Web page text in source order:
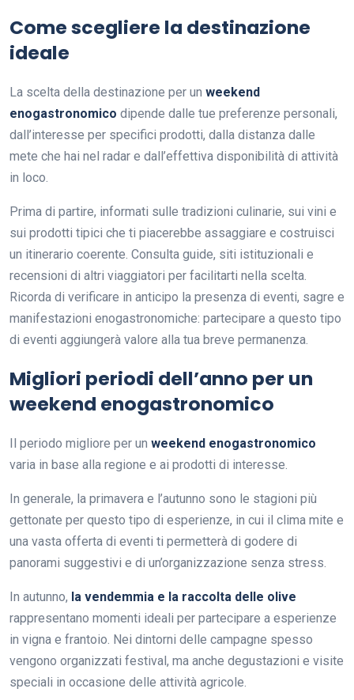
Come scegliere la destinazione
ideale
La scelta della destinazione per un weekend
enogastronomico dipende dalle tue preferenze personali,
dall’interesse per specifici prodotti, dalla distanza dalle
mete che hai nel radar e dall’effettiva disponibilità di attività
in loco.
Prima di partire, informati sulle tradizioni culinarie, sui vini e
sui prodotti tipici che ti piacerebbe assaggiare e costruisci
un itinerario coerente. Consulta guide, siti istituzionali e
recensioni di altri viaggiatori per facilitarti nella scelta.
Ricorda di verificare in anticipo la presenza di eventi, sagre e
manifestazioni enogastronomiche: partecipare a questo tipo
di eventi aggiungerà valore alla tua breve permanenza.
Migliori periodi dell’anno per un
weekend enogastronomico
Il periodo migliore per un weekend enogastronomico
varia in base alla regione e ai prodotti di interesse.
In generale, la primavera e l’autunno sono le stagioni più
gettonate per questo tipo di esperienze, in cui il clima mite e
una vasta offerta di eventi ti permetterà di godere di
panorami suggestivi e di un’organizzazione senza stress.
In autunno, la vendemmia e la raccolta delle olive
rappresentano momenti ideali per partecipare a esperienze
in vigna e frantoio. Nei dintorni delle campagne spesso
vengono organizzati festival, ma anche degustazioni e visite
speciali in occasione delle attività agricole.